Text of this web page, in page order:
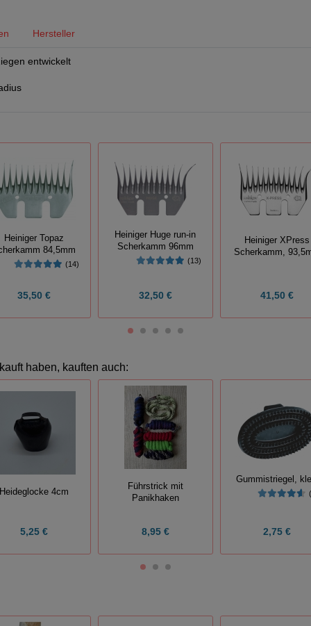
Hersteller
entwickelt
Heiniger Topaz
84,5mm
(14)
35,50 €
Heiniger Huge run-in
Scherkamm 96mm
(13)
32,50 €
Heiniger XPress
Scherkamm,
41,50 €
haben, kauften auch:
4cm
5,25 €
Führstrick mit
Panikhaken
8,95 €
Gummistriegel,
2,75 €